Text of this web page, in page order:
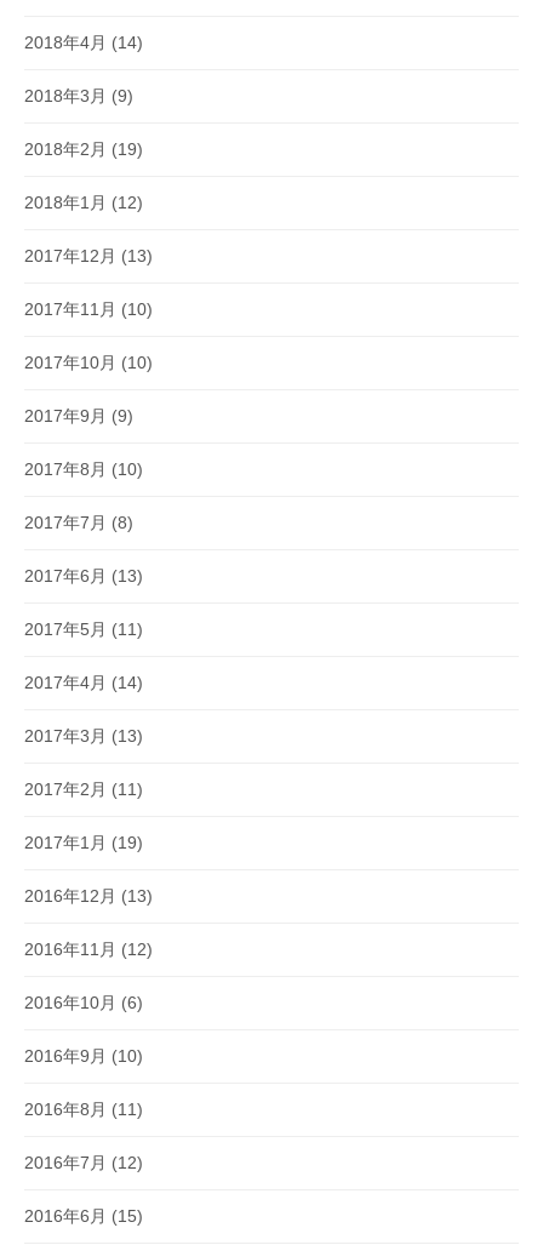
2018年4月 (14)
2018年3月 (9)
2018年2月 (19)
2018年1月 (12)
2017年12月 (13)
2017年11月 (10)
2017年10月 (10)
2017年9月 (9)
2017年8月 (10)
2017年7月 (8)
2017年6月 (13)
2017年5月 (11)
2017年4月 (14)
2017年3月 (13)
2017年2月 (11)
2017年1月 (19)
2016年12月 (13)
2016年11月 (12)
2016年10月 (6)
2016年9月 (10)
2016年8月 (11)
2016年7月 (12)
2016年6月 (15)